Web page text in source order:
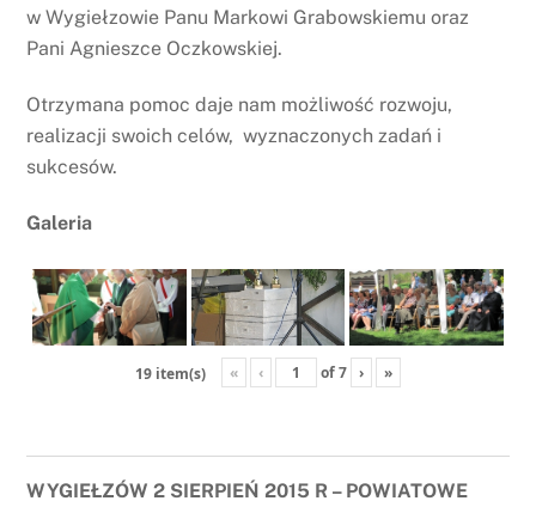
w Wygiełzowie Panu Markowi Grabowskiemu oraz
Pani Agnieszce Oczkowskiej.
Otrzymana pomoc daje nam możliwość rozwoju,
realizacji swoich celów, wyznaczonych zadań i
sukcesów.
Galeria
19 item(s) « ‹ of7 › »
WYGIEŁZÓW 2 SIERPIEŃ 2015 R – POWIATOWE